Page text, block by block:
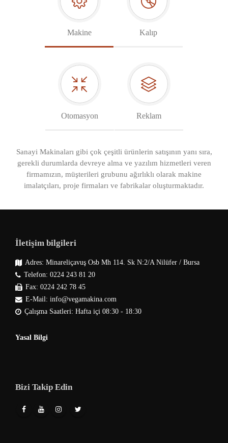
Makine Kalıp
Otomasyon Reklam
Sanayi Makinaları gibi çok çeşitli ürünlerin satışının yanı sıra,
gerekli durumlarda devreye alma ve yazılım hizmetleri veren
firmamızın, müşterileri grubunu ağırlıklı olarak makine
imalatçıları, proje firmaları ve fabrikalar oluşturmaktadır.
İletişim bilgileri
Adres: Minareliçavuş Osb Mh 114. Sk N:2/A Nilüfer / Bursa
Telefon: 0224 243 81 20
Fax: 0224 242 78 45
E-Mail: info@vegamakina.com
Çalışma Saatleri: Hafta içi 08:30 - 18:30
Yasal Bilgi
Bizi Takip Edin